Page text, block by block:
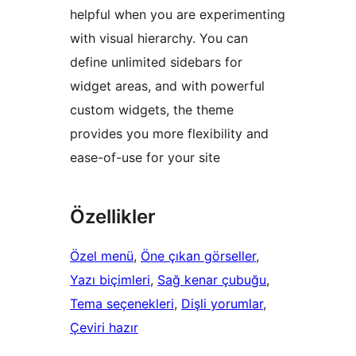
helpful when you are experimenting
with visual hierarchy. You can
define unlimited sidebars for
widget areas, and with powerful
custom widgets, the theme
provides you more flexibility and
ease-of-use for your site
Özellikler
Özel menü, Öne çıkan görseller
Yazı biçimleri, Sağ kenar çubuğu
Tema seçenekleri, Dişli yorumlar
Çeviri hazır